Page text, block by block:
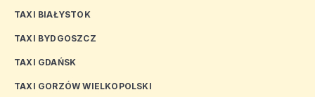
TAXI BIAŁYSTOK
TAXI BYDGOSZCZ
TAXI GDAŃSK
TAXI GORZÓW WIELKOPOLSKI